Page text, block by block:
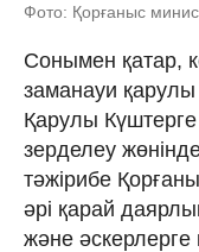
Фото: Қорғаныс
Сонымен қатар,
заманауи қарулы
Қарулы
зерделеу
тәжірибе
әрі қарай
және